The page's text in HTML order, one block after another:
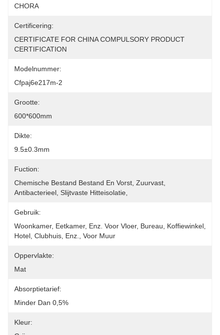
CHORA
Certificering:
CERTIFICATE FOR CHINA COMPULSORY PRODUCT
CERTIFICATION
Modelnummer:
Cfpaj6e217m-2
Grootte:
600*600mm
Dikte:
9.5±0.3mm
Fuction:
Chemische Bestand Bestand En Vorst, Zuurvast,
Antibacterieel, Slijtvaste Hitteisolatie,
Gebruik:
Woonkamer, Eetkamer, Enz. Voor Vloer, Bureau, Koffiewinkel,
Hotel, Clubhuis, Enz., Voor Muur
Oppervlakte:
Mat
Absorptietarief:
Minder Dan 0,5%
Kleur: